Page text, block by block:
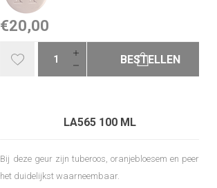
€20,00
BESTELLEN
LA565 100 ML
Bij deze geur zijn tuberoos, oranjebloesem en peer
het duidelijkst waarneembaar.